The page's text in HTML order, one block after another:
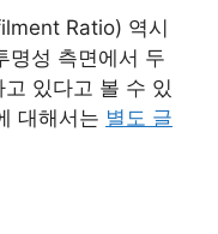
Ratio) 역시
명성 측면에서 두
있다고 볼 수 있
대해서는 별도 글